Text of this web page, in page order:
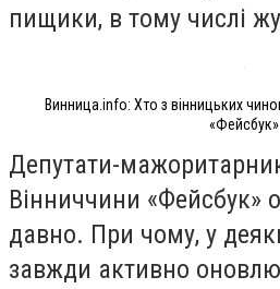
пищики, в тому числі
Винница.info: Хто з вінницьких
«Фейсбук»
Депутати-
Вінниччини «Фейсбук»
давно. При чому, у
завжди активно